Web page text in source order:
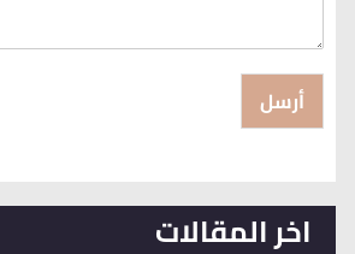
أرسل
اخر المقالات